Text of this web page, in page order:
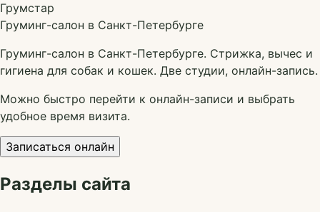
Грумстар
Груминг-салон в Санкт-Петербурге
Груминг-салон в Санкт-Петербурге. Стрижка, вычес и
гигиена для собак и кошек. Две студии, онлайн-запись.
Можно быстро перейти к онлайн-записи и выбрать
удобное время визита.
Записаться онлайн
Разделы сайта